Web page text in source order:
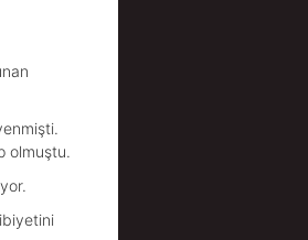
olmuştu.